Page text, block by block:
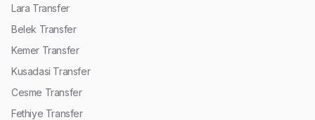
Lara Transfer
Belek Transfer
Kemer Transfer
Kusadasi Transfer
Cesme Transfer
Fethiye Transfer